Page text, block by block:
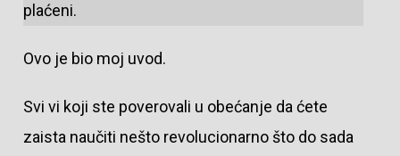
plaćeni.
Ovo je bio moj uvod.
Svi vi koji ste poverovali u obećanje da ćete
zaista naučiti nešto revolucionarno što do sada